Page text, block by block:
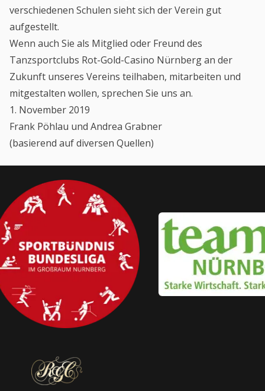
verschiedenen Schulen sieht sich der Verein gut
aufgestellt.
Wenn auch Sie als Mitglied oder Freund des
Tanzsportclubs Rot-Gold-Casino Nürnberg an der
Zukunft unseres Vereins teilhaben, mitarbeiten und
mitgestalten wollen, sprechen Sie uns an.
1. November 2019
Frank Pöhlau und Andrea Grabner
(basierend auf diversen Quellen)